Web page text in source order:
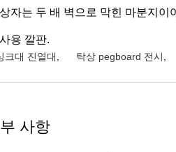
자는 두 배 벽으로 막힌 마분지이
용 깔판.
크대 진열대 탁상 pegboard 전시
사항